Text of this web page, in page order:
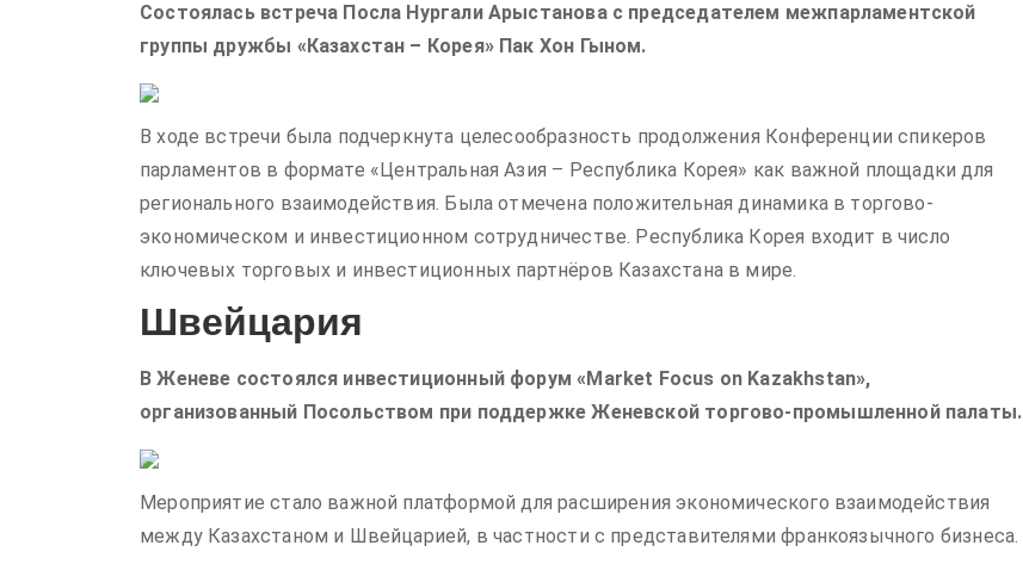
Состоялась встреча Посла Нургали Арыстанова с председателем межпарламентской
группы дружбы «Казахстан – Корея» Пак Хон Гыном.
В ходе встречи была подчеркнута целесообразность продолжения Конференции спикеров
парламентов в формате «Центральная Азия – Республика Корея» как важной площадки для
регионального взаимодействия. Была отмечена положительная динамика в торгово-
экономическом и инвестиционном сотрудничестве. Республика Корея входит в число
ключевых торговых и инвестиционных партнёров Казахстана в мире.
Швейцария
В Женеве состоялся инвестиционный форум «Market Focus on Kazakhstan»,
организованный Посольством при поддержке Женевской торгово-промышленной палаты.
Мероприятие стало важной платформой для расширения экономического взаимодействия
между Казахстаном и Швейцарией, в частности с представителями франкоязычного бизнеса.